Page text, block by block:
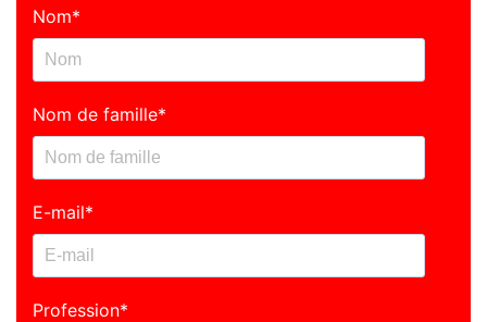
Nom*
Nom de famille*
E-mail*
Profession*